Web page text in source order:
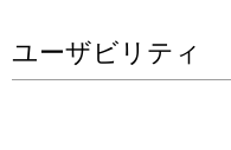
ユーザビリティ